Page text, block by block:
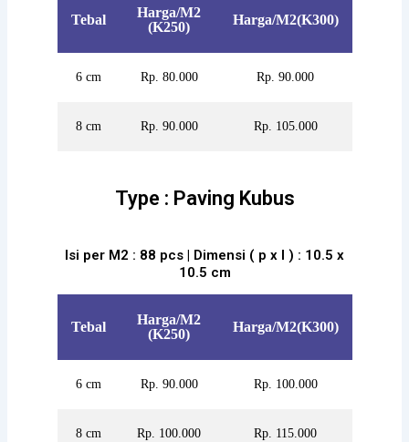
Tebal
Harga/M2
(K250)
Harga/M2(K300)
6 cm Rp. 80.000 Rp. 90.000
8 cm Rp. 90.000 Rp. 105.000
Type : Paving Kubus
Isi per M2 : 88 pcs | Dimensi ( p x l ) : 10.5 x
10.5 cm
Tebal
Harga/M2
(K250)
Harga/M2(K300)
6 cm Rp. 90.000 Rp. 100.000
8 cm Rp. 100.000 Rp. 115.000